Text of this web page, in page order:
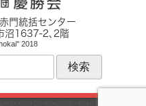
門統括センター
沼1637-2､2階
2018
サ
ト
検